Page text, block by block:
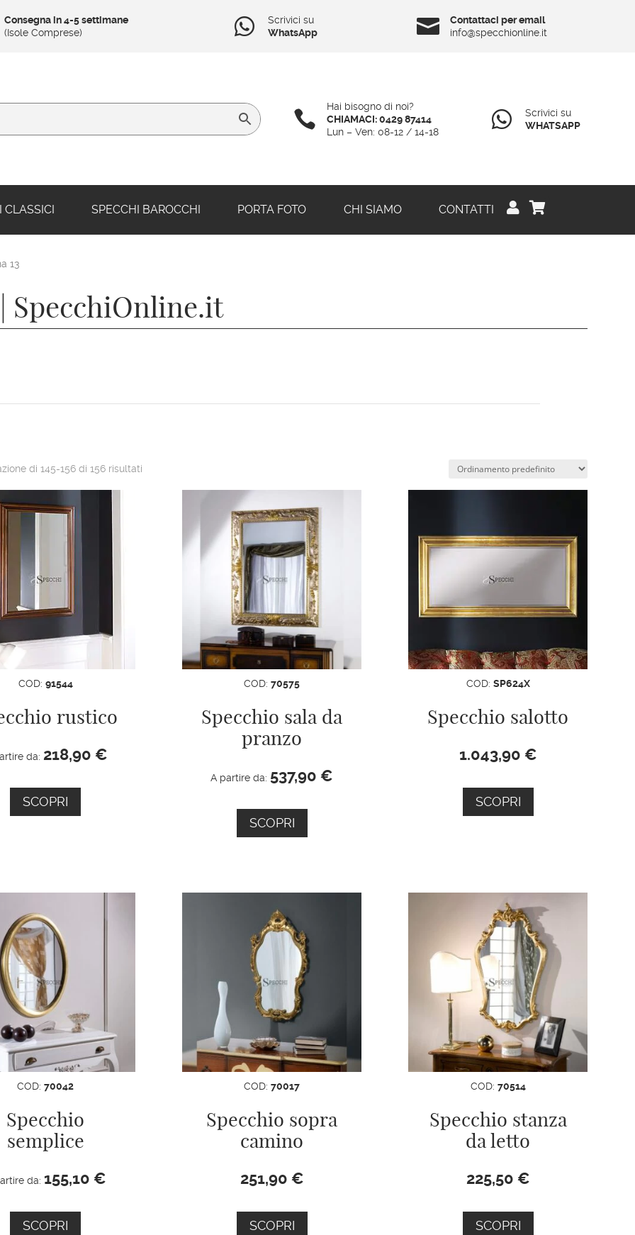
Consegna in 4-5 settimane
(Isole Comprese)

Scrivici su
WhatsApp

Contattaci per email
info@specchionline.it

Hai bisogno di noi?
CHIAMACI: 0429 87414
Lun – Ven: 08-12 / 14-18

Scrivici su
WHATSAPP
CLASSICI SPECCHI BAROCCHI PORTA FOTO CHI SIAMO CONTATTI  
13
SpecchiOnline.it
di 145-156 di 156 risultati
COD: 91544
rustico
da: 218,90 €
SCOPRI
COD: 70575
Specchio sala da
pranzo
A partire da: 537,90 €
SCOPRI
COD: SP624X
Specchio salotto
1.043,90 €
SCOPRI
COD:70042
Specchio
semplice
da: 155,10 €
SCOPRI
COD: 70017
Specchio sopra
camino
251,90 €
SCOPRI
COD: 70514
Specchio stanza
da letto
225,50 €
SCOPRI